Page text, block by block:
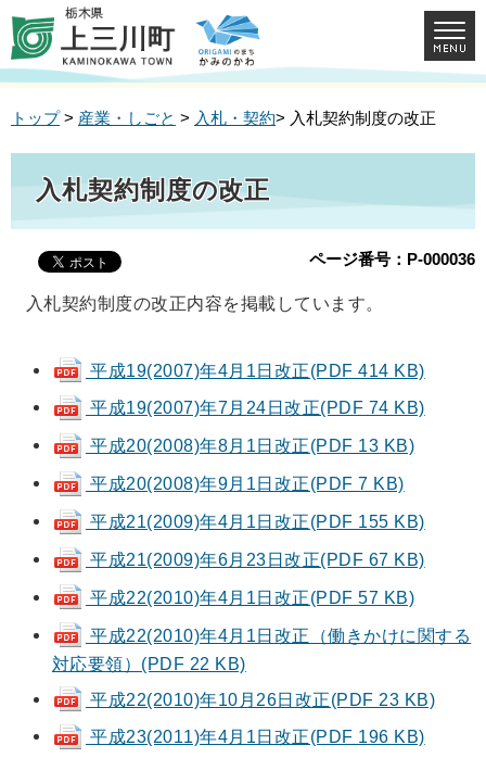
トップ> 産業・しごと > 入札・契約> 入札契約制度の改正
入札契約制度の改正
ページ番号：P-000036
入札契約制度の改正内容を掲載しています。
平成19(2007)年4月1日改正(PDF 414 KB)
平成19(2007)年7月24日改正(PDF 74 KB)
平成20(2008)年8月1日改正(PDF 13 KB)
平成20(2008)年9月1日改正(PDF 7 KB)
平成21(2009)年4月1日改正(PDF 155 KB)
平成21(2009)年6月23日改正(PDF 67 KB)
平成22(2010)年4月1日改正(PDF 57 KB)
平成22(2010)年4月1日改正（働きかけに関する
対応要領）(PDF 22 KB)
平成22(2010)年10月26日改正(PDF 23 KB)
平成23(2011)年4月1日改正(PDF 196 KB)